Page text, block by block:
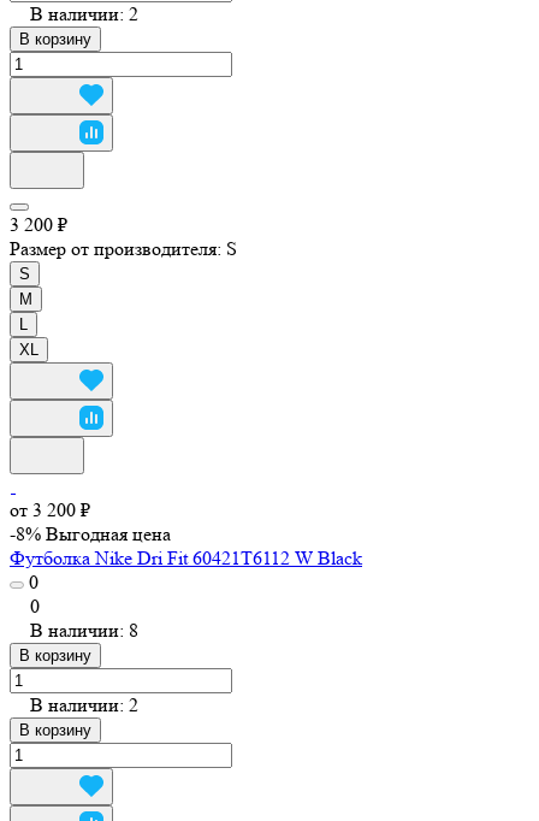
В наличии: 2
В корзину
3 200 ₽
Размер от производителя: S
S
M
XL
от 3 200 ₽
-8% Выгодная цена
Футболка Nike Dri Fit 60421T6112 W Black
0
0
В наличии: 8
В корзину
В наличии: 2
В корзину